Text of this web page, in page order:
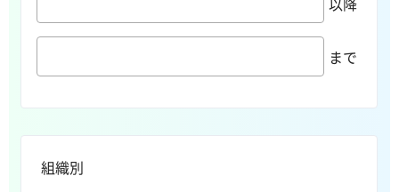
まで
組織別